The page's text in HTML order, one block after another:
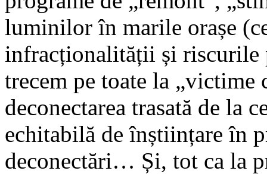
luminilor în marile orașe
infracționalității și riscurile
trecem pe toate la
deconectarea trasată de la
echitabilă de înștiințare în
deconectări… Și, tot ca la